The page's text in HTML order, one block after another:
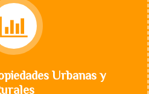
Urbanas y